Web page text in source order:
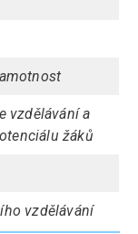
vzdělávání a
žáků
vzdělávání